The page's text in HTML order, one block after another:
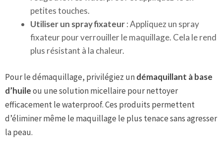
petites touches.
Utiliser un spray fixateur: Appliquez un spray
fixateur pour verrouiller le maquillage. Cela le rend
plus résistant à la chaleur.
Pour le démaquillage, privilégiez undémaquillant à base
d’huileou une solution micellaire pour nettoyer
efficacement le waterproof. Ces produits permettent
d’éliminer même le maquillage le plus tenace sans agresser
la peau.